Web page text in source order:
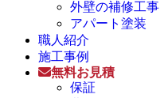
外壁の補修工事
アパート塗装
職人紹介
施工事例
無料お見積
保証